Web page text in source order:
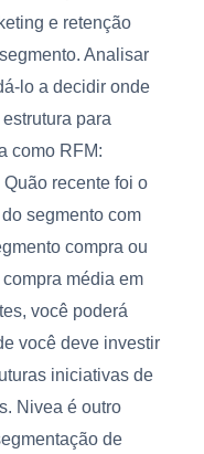
e retenção
Analisar
lo a decidir onde
para
como RFM:
Quão recente foi o
segmento com
compra ou
média em
você poderá
você deve investir
iniciativas de
Nivea é outro
de